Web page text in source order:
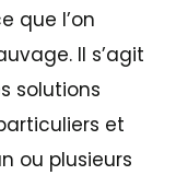
que l’on
Il s’agit
solutions
et
ou plusieurs